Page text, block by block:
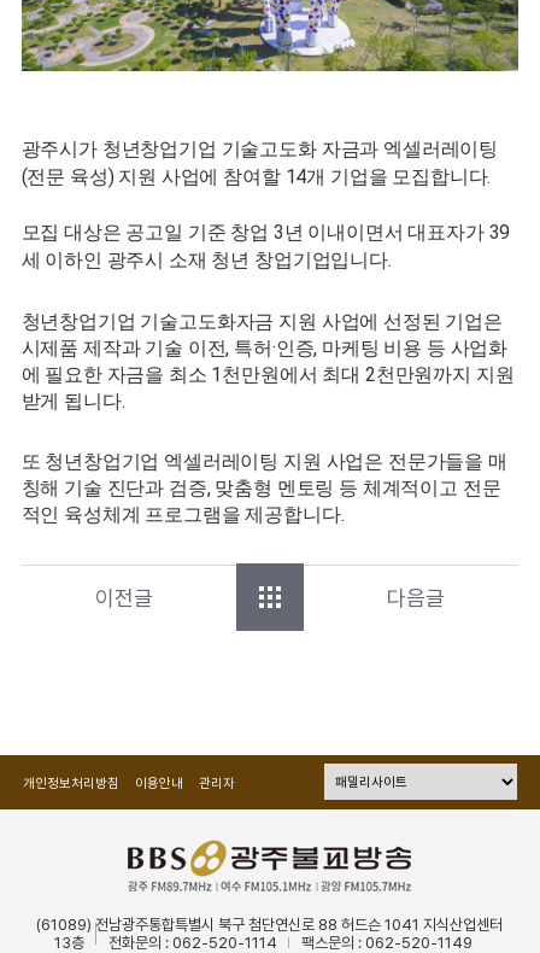
광주시가 청년창업기업 기술고도화 자금과 엑셀러레이팅
(전문 육성) 지원 사업에 참여할 14개 기업을 모집합니다.
모집 대상은 공고일 기준 창업 3년 이내이면서 대표자가 39
세 이하인 광주시 소재 청년 창업기업입니다.
청년창업기업 기술고도화자금 지원 사업에 선정된 기업은
시제품 제작과 기술 이전, 특허·인증, 마케팅 비용 등 사업화
에 필요한 자금을 최소 1천만원에서 최대 2천만원까지 지원
받게 됩니다.
또 청년창업기업 엑셀러레이팅 지원 사업은 전문가들을 매
칭해 기술 진단과 검증, 맞춤형 멘토링 등 체계적이고 전문
적인 육성체계 프로그램을 제공합니다.
이전글 다음글
개인정보처리방침 이용안내 관리자
(61089) 전남광주통합특별시 북구 첨단연신로 88 허드슨 1041 지식산업센터
13층
전화문의 : 062-520-1114 팩스문의 : 062-520-1149